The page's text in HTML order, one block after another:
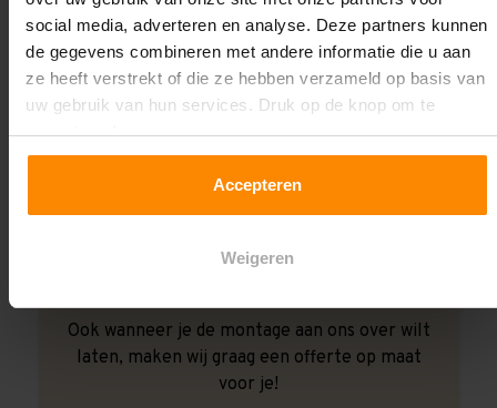
social media, adverteren en analyse. Deze partners kunnen
de gegevens combineren met andere informatie die u aan
ze heeft verstrekt of die ze hebben verzameld op basis van
uw gebruik van hun services. Druk op de knop om te
accepteren!
Accepteren
Weigeren
Ook wanneer je de montage aan ons over wilt
laten, maken wij graag een offerte op maat
voor je!